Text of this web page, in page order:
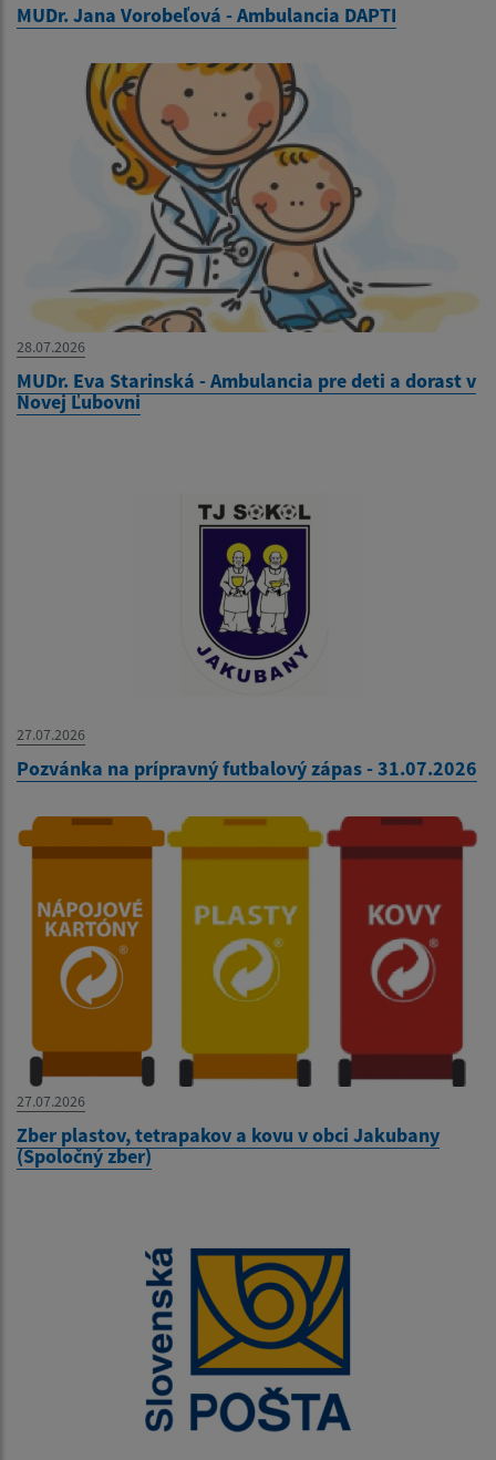
MUDr. Jana Vorobeľová - Ambulancia DAPTI
28.07.2026
MUDr. Eva Starinská - Ambulancia pre deti a dorast v
Novej Ľubovni
27.07.2026
Pozvánka na prípravný futbalový zápas - 31.07.2026
27.07.2026
Zber plastov, tetrapakov a kovu v obci Jakubany
(Spoločný zber)